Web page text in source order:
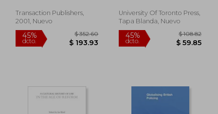
45%
dcto. $ 50.34
45%
dcto. $
Transaction Publishers,
2001, Nuevo
University Of Toronto Press,
Tapa Blanda, Nuevo